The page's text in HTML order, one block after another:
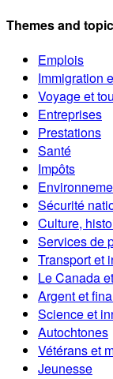
Themes and
Emplois
Immigration
Voyage et
Entreprises
Prestations
Santé
Impôts
Sécurité
Culture,
Services de
Transport et
Le Canada
Argent et
Science et
Autochtones
Vétérans et
Jeunesse